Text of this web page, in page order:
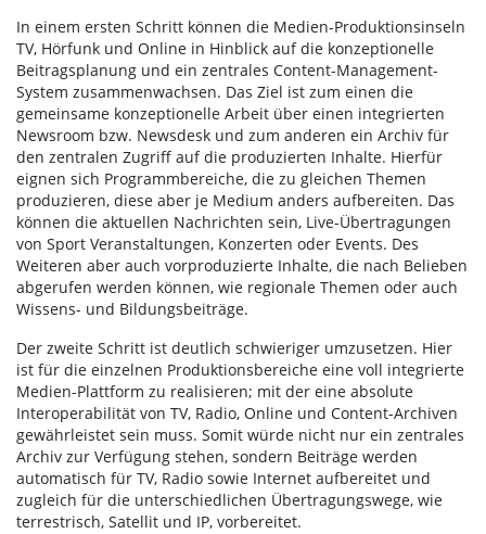
In einem ersten Schritt können die Medien-Produktionsinseln
TV, Hörfunk und Online in Hinblick auf die konzeptionelle
Beitragsplanung und ein zentrales Content-Management-
System zusammenwachsen. Das Ziel ist zum einen die
gemeinsame konzeptionelle Arbeit über einen integrierten
Newsroom bzw. Newsdesk und zum anderen ein Archiv für
den zentralen Zugriff auf die produzierten Inhalte. Hierfür
eignen sich Programmbereiche, die zu gleichen Themen
produzieren, diese aber je Medium anders aufbereiten. Das
können die aktuellen Nachrichten sein, Live-Übertragungen
von Sport Veranstaltungen, Konzerten oder Events. Des
Weiteren aber auch vorproduzierte Inhalte, die nach Belieben
abgerufen werden können, wie regionale Themen oder auch
Wissens- und Bildungsbeiträge.
Der zweite Schritt ist deutlich schwieriger umzusetzen. Hier
ist für die einzelnen Produktionsbereiche eine voll integrierte
Medien-Plattform zu realisieren; mit der eine absolute
Interoperabilität von TV, Radio, Online und Content-Archiven
gewährleistet sein muss. Somit würde nicht nur ein zentrales
Archiv zur Verfügung stehen, sondern Beiträge werden
automatisch für TV, Radio sowie Internet aufbereitet und
zugleich für die unterschiedlichen Übertragungswege, wie
terrestrisch, Satellit und IP, vorbereitet.